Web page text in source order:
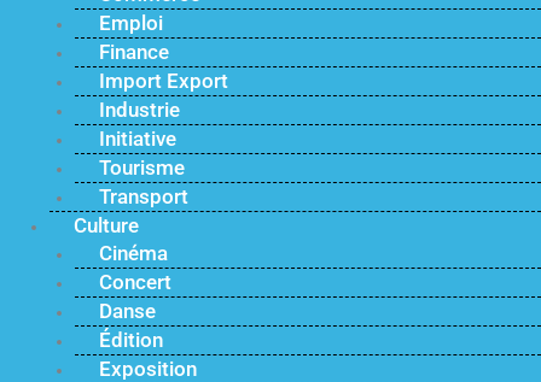
Emploi
Finance
Import Export
Industrie
Initiative
Tourisme
Transport
Culture
Cinéma
Concert
Danse
Édition
Exposition